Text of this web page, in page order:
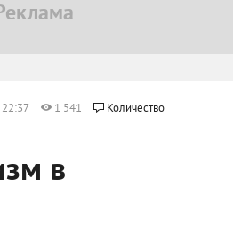
1 541
Количество
в